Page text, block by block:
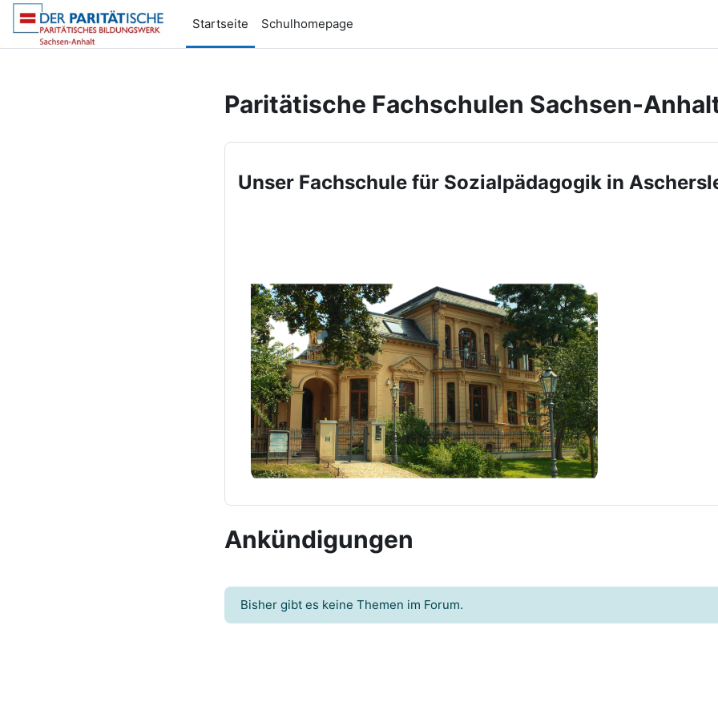
Zum Hauptinhalt
Startseite
Schulhomepage
Paritätische Fachschulen Sachsen-
Unser Fachschule für Sozialpädagogik in
Ankündigungen
Bisher gibt es keine Themen im Forum.